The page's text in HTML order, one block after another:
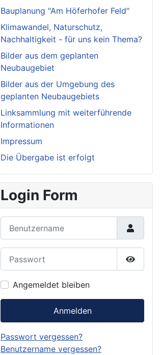
Bauplanung "Am Höferhofer Feld"
Klimawandel, Naturschutz,
Nachhaltigkeit - für uns kein Thema?
Bilder aus dem geplanten
Neubaugebiet
Bilder aus der Umgebung des
geplanten Neubaugebiets
Linksammlung mit weiterführende
Informationen
Impressum
Die Übergabe ist erfolgt
Login Form
Angemeldet bleiben
Anmelden
Passwort vergessen?
Benutzername vergessen?